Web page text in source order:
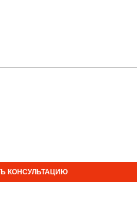
КОНСУЛЬТАЦИЮ